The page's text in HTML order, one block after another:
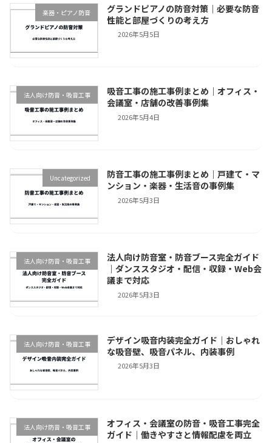
楽器・ピアノ防音
グランドピアノの防音対策｜必要な防音
性能と部屋づくりの考え方
2026年5月5日
法人向け防音・吸音工事
吸音工事の施工事例まとめ｜オフィス・
会議室・店舗の改善事例集
2026年5月4日
Uncategorized
防音工事の施工事例まとめ｜戸建て・マ
ンション・楽器・生活音の事例集
2026年5月3日
法人向け防音・吸音工事
法人向け防音室・防音ブース完全ガイド
｜ダンススタジオ・配信・収録・Web会
議まで対応
2026年5月3日
法人向け防音・吸音工事
デザイン吸音内装完全ガイド｜おしゃれ
な吸音壁、吸音パネル、内装事例
2026年5月3日
法人向け防音・吸音工事
オフィス・会議室の防音・吸音工事完全
ガイド｜働きやすさと情報配慮を両立